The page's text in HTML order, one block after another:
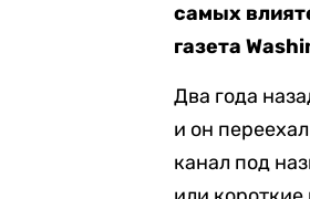
самых
газета
Два года
и он
канал под